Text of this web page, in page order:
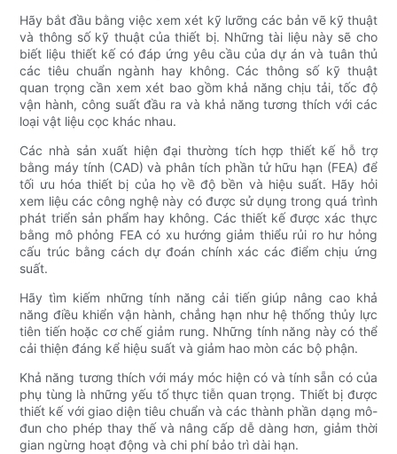
Hãy bắt đầu bằng việc xem xét kỹ lưỡng các bản vẽ kỹ thuật
và thông số kỹ thuật của thiết bị. Những tài liệu này sẽ cho
biết liệu thiết kế có đáp ứng yêu cầu của dự án và tuân thủ
các tiêu chuẩn ngành hay không. Các thông số kỹ thuật
quan trọng cần xem xét bao gồm khả năng chịu tải, tốc độ
vận hành, công suất đầu ra và khả năng tương thích với các
loại vật liệu cọc khác nhau.
Các nhà sản xuất hiện đại thường tích hợp thiết kế hỗ trợ
bằng máy tính (CAD) và phân tích phần tử hữu hạn (FEA) để
tối ưu hóa thiết bị của họ về độ bền và hiệu suất. Hãy hỏi
xem liệu các công nghệ này có được sử dụng trong quá trình
phát triển sản phẩm hay không. Các thiết kế được xác thực
bằng mô phỏng FEA có xu hướng giảm thiểu rủi ro hư hỏng
cấu trúc bằng cách dự đoán chính xác các điểm chịu ứng
suất.
Hãy tìm kiếm những tính năng cải tiến giúp nâng cao khả
năng điều khiển vận hành, chẳng hạn như hệ thống thủy lực
tiên tiến hoặc cơ chế giảm rung. Những tính năng này có thể
cải thiện đáng kể hiệu suất và giảm hao mòn các bộ phận.
Khả năng tương thích với máy móc hiện có và tính sẵn có của
phụ tùng là những yếu tố thực tiễn quan trọng. Thiết bị được
thiết kế với giao diện tiêu chuẩn và các thành phần dạng mô-
đun cho phép thay thế và nâng cấp dễ dàng hơn, giảm thời
gian ngừng hoạt động và chi phí bảo trì dài hạn.